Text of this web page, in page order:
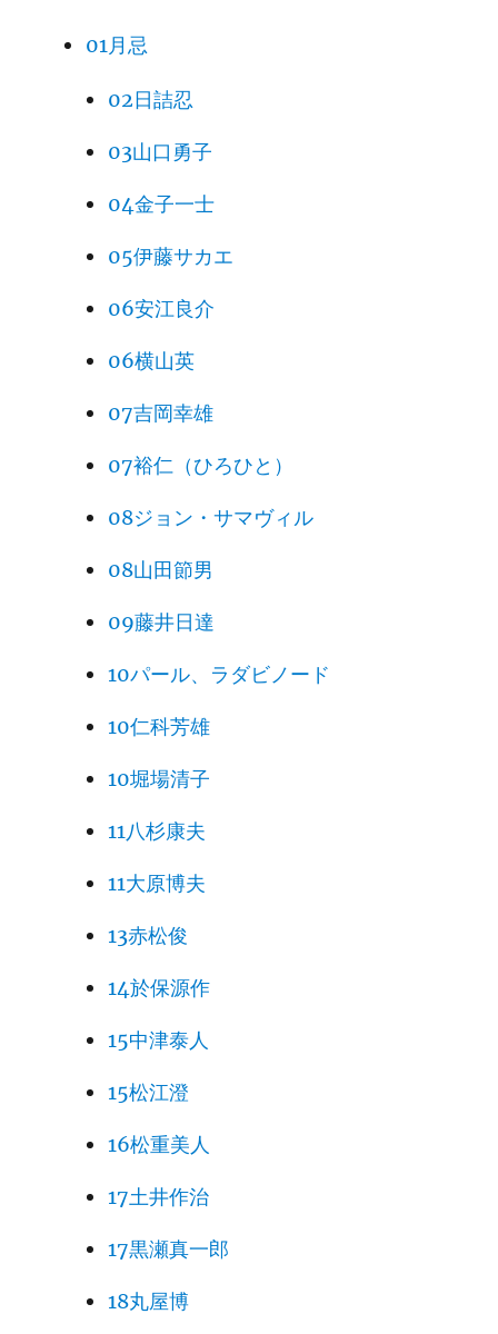
01月忌
02日詰忍
03山口勇子
04金子一士
05伊藤サカエ
06安江良介
06横山英
07吉岡幸雄
07裕仁（ひろひと）
08ジョン・サマヴィル
08山田節男
09藤井日達
10パール、ラダビノード
10仁科芳雄
10堀場清子
11八杉康夫
11大原博夫
13赤松俊
14於保源作
15中津泰人
15松江澄
16松重美人
17土井作治
17黒瀬真一郎
18丸屋博